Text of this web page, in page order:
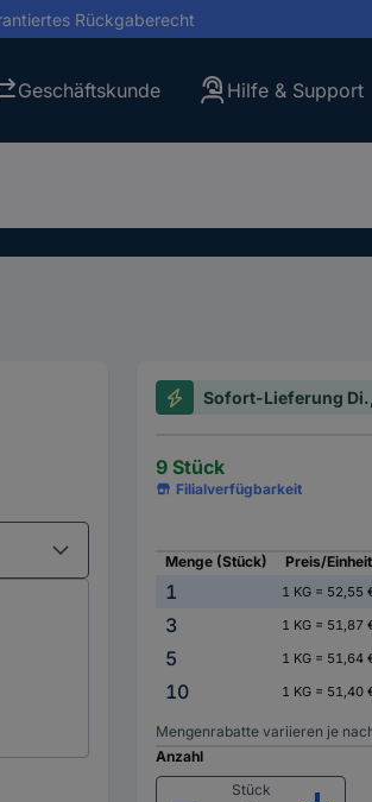
Rückgaberecht
Geschäftskunde Hilfe & Support
Sofort-Lieferung
9 Stück
Filialverfügbarkeit
Menge (Stück)
Preis/Einheit
1 1 KG = 52,55
3
1 KG = 51,87
5
1 KG = 51,64
10
1 KG = 51,40
Mengenrabatte variieren je
Anzahl
Stück